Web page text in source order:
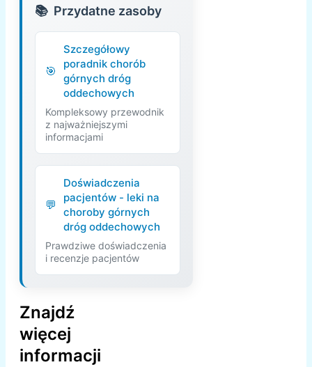
Przydatne zasoby
Szczegółowy
poradnik chorób
górnych dróg
oddechowych
Kompleksowy przewodnik
z najważniejszymi
informacjami
Doświadczenia
pacjentów - leki na
choroby górnych
dróg oddechowych
Prawdziwe doświadczenia
i recenzje pacjentów
Znajdź
więcej
informacji